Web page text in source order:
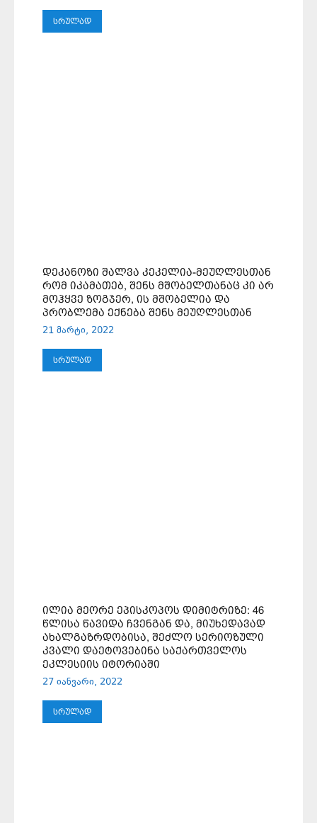
ᲡᲠᲣᲚᲐᲓ
ᲓᲔᲙᲐᲜᲝᲖᲘ ᲨᲐᲚᲕᲐ ᲙᲔᲙᲔᲚᲘᲐ-ᲛᲔᲣᲦᲚᲔᲡᲗᲐᲜ
ᲠᲝᲛ ᲘᲙᲐᲛᲐᲗᲔᲑ, ᲨᲔᲜᲡ ᲛᲨᲝᲑᲔᲚᲗᲐᲜᲐᲪ ᲙᲘ ᲐᲠ
ᲛᲝᲰᲧᲕᲔ ᲖᲝᲒᲯᲔᲠ, ᲘᲡ ᲛᲨᲝᲑᲔᲚᲘᲐ ᲓᲐ
ᲞᲠᲝᲑᲚᲔᲛᲐ ᲔᲥᲜᲔᲑᲐ ᲨᲔᲜᲡ ᲛᲔᲣᲦᲚᲔᲡᲗᲐᲜ
21 მარტი, 2022
ᲡᲠᲣᲚᲐᲓ
ᲘᲚᲘᲐ ᲛᲔᲝᲠᲔ ᲔᲞᲘᲡᲙᲝᲞᲝᲡ ᲓᲘᲛᲘᲢᲠᲘᲖᲔ: 46
ᲬᲚᲘᲡᲐ ᲬᲐᲕᲘᲓᲐ ᲩᲕᲔᲜᲒᲐᲜ ᲓᲐ, ᲛᲘᲣᲮᲔᲓᲐᲕᲐᲓ
ᲐᲮᲐᲚᲒᲐᲖᲠᲓᲝᲑᲘᲡᲐ, ᲨᲔᲫᲚᲝ ᲡᲔᲠᲘᲝᲖᲣᲚᲘ
ᲙᲕᲐᲚᲘ ᲓᲐᲔᲢᲝᲕᲔᲑᲘᲜᲐ ᲡᲐᲥᲐᲠᲗᲕᲔᲚᲝᲡ
ᲔᲙᲚᲔᲡᲘᲘᲡ ᲘᲢᲝᲠᲘᲐᲨᲘ
27 იანვარი, 2022
ᲡᲠᲣᲚᲐᲓ